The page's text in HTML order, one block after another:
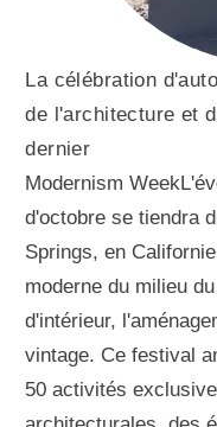
La célébration
de l'architecture et
dernier
Modernism
d'octobre se tiendra
Springs, en
moderne du milieu
d'intérieur,
vintage. Ce festival
50 activités